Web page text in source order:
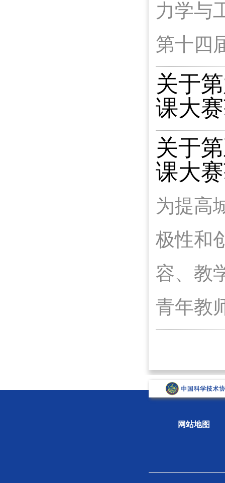
力学与
第十四
关于
课大
关于
课大
为提高
极性和
容、教
青年教
网站地图